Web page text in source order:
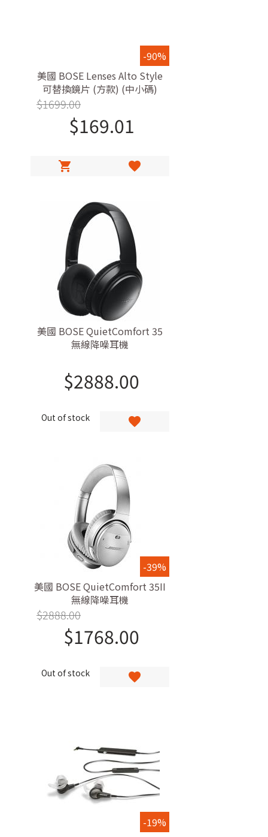
-90%
美國 BOSE Lenses Alto Style
可替換鏡片 (方款) (中小碼)
**Bose Frames Alto 眼鏡 (中小
$1699.00
$169.01
美國 BOSE QuietComfort 35
無線降噪耳機
$2888.00
Out of stock
-39%
美國 BOSE QuietComfort 35II
無線降噪耳機
$2888.00
$1768.00
Out of stock
-19%